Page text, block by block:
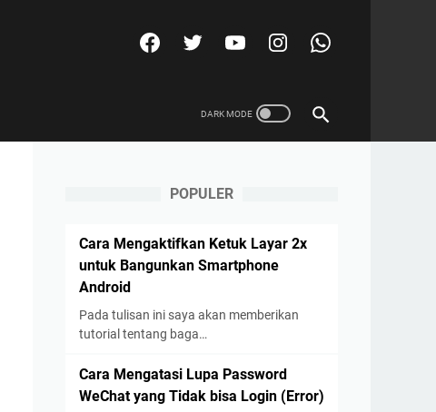
POPULER
Cara Mengaktifkan Ketuk Layar 2x
untuk Bangunkan Smartphone
Android
Pada tulisan ini saya akan memberikan
tutorial tentang baga…
Cara Mengatasi Lupa Password
WeChat yang Tidak bisa Login (Error)